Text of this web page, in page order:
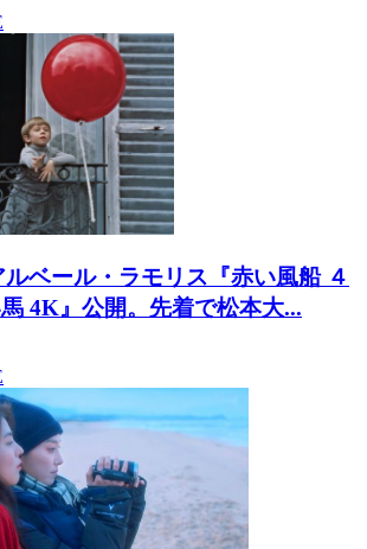
ベール・ラモリス『赤い風船 ４
4K』公開。先着で松本大...